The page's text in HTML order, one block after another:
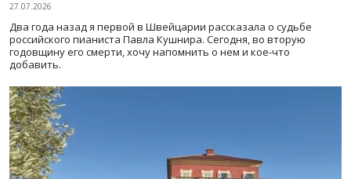
27.07.2026
Два года назад я первой в Швейцарии рассказала о судьбе
российского пианиста Павла Кушнира. Сегодня, во вторую
годовщину его смерти, хочу напомнить о нем и кое-что
добавить.